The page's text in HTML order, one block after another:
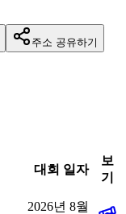
주소 공유하기
대회 일자
보
기
2026년 8월